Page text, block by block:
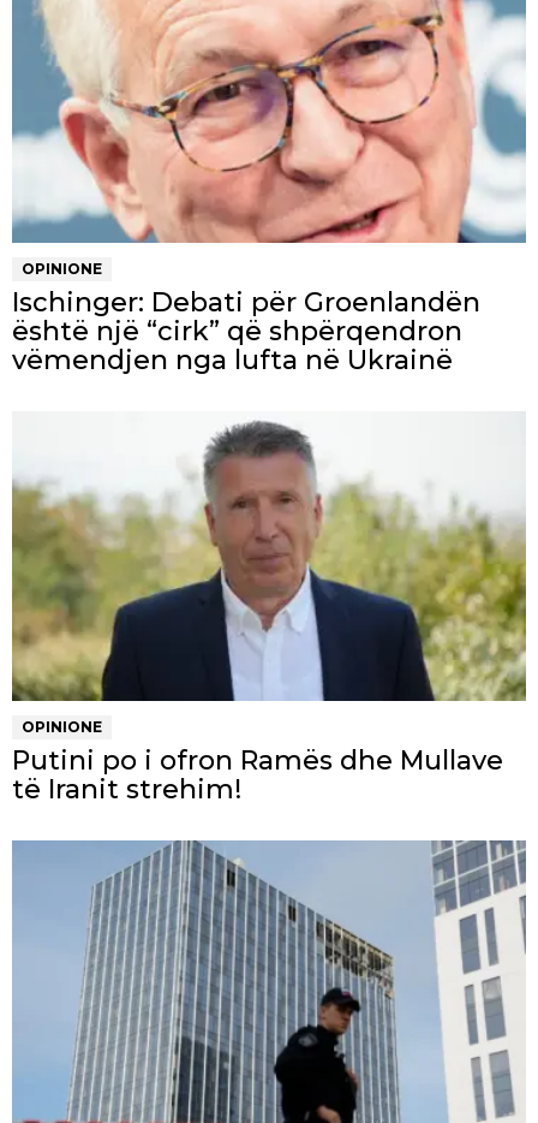
OPINIONE
Ischinger: Debati për Groenlandën
është një “cirk” që shpërqendron
vëmendjen nga lufta në Ukrainë
OPINIONE
Putini po i ofron Ramës dhe Mullave
të Iranit strehim!